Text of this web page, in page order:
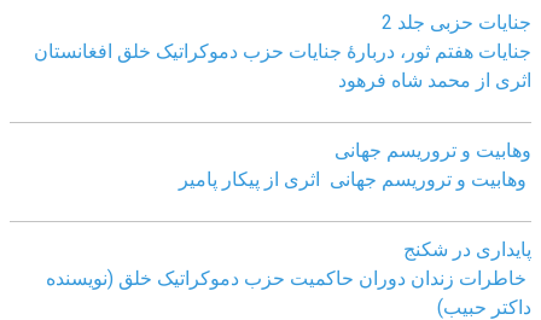
جنایات حزبی جلد 2
جنایات هفتم ثور، دربارۀ جنایات حزب دموکراتیک خلق افغانستان
اثری از محمد شاه فرهود
وهابیت و تروریسم جهانی
وهابیت و تروریسم جهانی اثری از پیکار پامیر
پایداری در شکنج
خاطرات زندان دوران حاکمیت حزب دموکراتیک خلق (نویسنده
داکتر حبیب)